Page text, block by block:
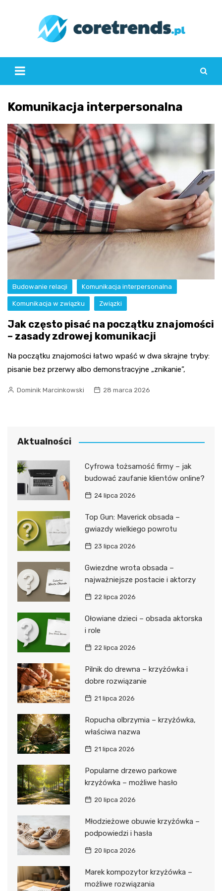
Komunikacja interpersonalna
Budowanie relacji Komunikacja interpersonalna
Komunikacja w związku Związki
Jak często pisać na początku znajomości
– zasady zdrowej komunikacji
Na początku znajomości łatwo wpaść w dwa skrajne tryby:
pisanie bez przerwy albo demonstracyjne „znikanie”,
Dominik Marcinkowski 28 marca 2026
Aktualności
Cyfrowa tożsamość firmy – jak
budować zaufanie klientów online?
24 lipca 2026
Top Gun: Maverick obsada –
gwiazdy wielkiego powrotu
23 lipca 2026
Gwiezdne wrota obsada –
najważniejsze postacie i aktorzy
22 lipca 2026
Ołowiane dzieci – obsada aktorska
i role
22 lipca 2026
Pilnik do drewna – krzyżówka i
dobre rozwiązanie
21 lipca 2026
Ropucha olbrzymia – krzyżówka,
właściwa nazwa
21 lipca 2026
Popularne drzewo parkowe
krzyżówka – możliwe hasło
20 lipca 2026
Młodzieżowe obuwie krzyżówka –
podpowiedzi i hasła
20 lipca 2026
Marek kompozytor krzyżówka –
możliwe rozwiązania